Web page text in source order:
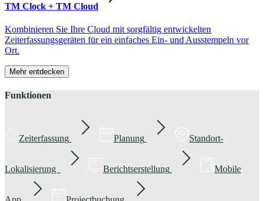
TM Clock + TM Cloud
Kombinieren Sie Ihre Cloud mit sorgfältig entwickelten
Zeiterfassungsgeräten für ein einfaches Ein- und Ausstempeln vor
Ort.
Mehr entdecken
Funktionen
Zeiterfassung Planung Standort-
Lokalisierung Berichtserstellung Mobile